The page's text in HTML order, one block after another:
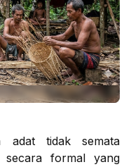
adat tidak semata
secara formal yang